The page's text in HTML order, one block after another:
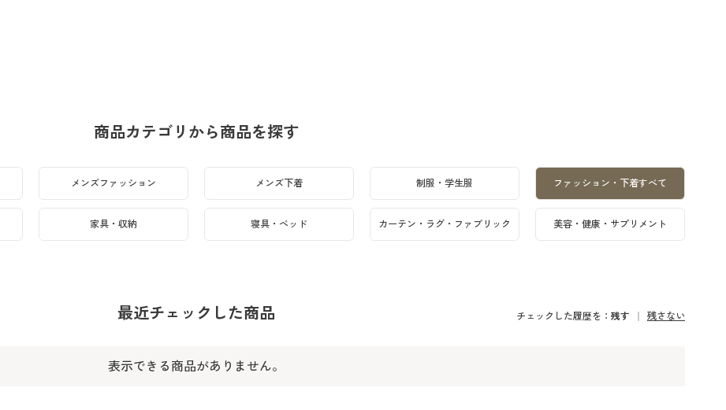
商品カテゴリから商品を探す
メンズファッション メンズ下着 制服・学生服 ファッション・下着すべて
家具・収納 寝具・ベッド カーテン・ラグ・ファブリック 美容・健康・サプリメント
最近チェックした商品 チェックした履歴を： 残す 残さない
表示できる商品がありません。